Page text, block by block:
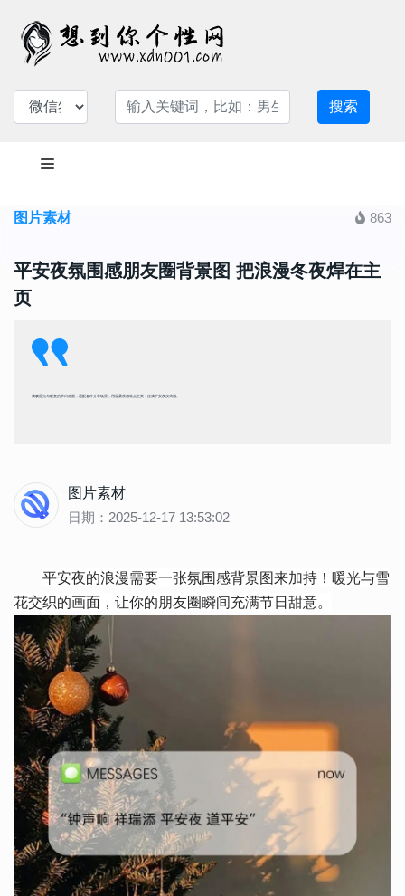
搜索
图片素材 863
平安夜氛围感朋友圈背景图 把浪漫冬夜焊在主
页
满载星光与暖意的节日画面，适配各种分享场景，用温柔质感装点主页，拉满平安夜仪式感。
图片素材
日期：2025-12-17 13:53:02
平安夜的浪漫需要一张氛围感背景图来加持！暖光与雪
花交织的画面，让你的朋友圈瞬间充满节日甜意。